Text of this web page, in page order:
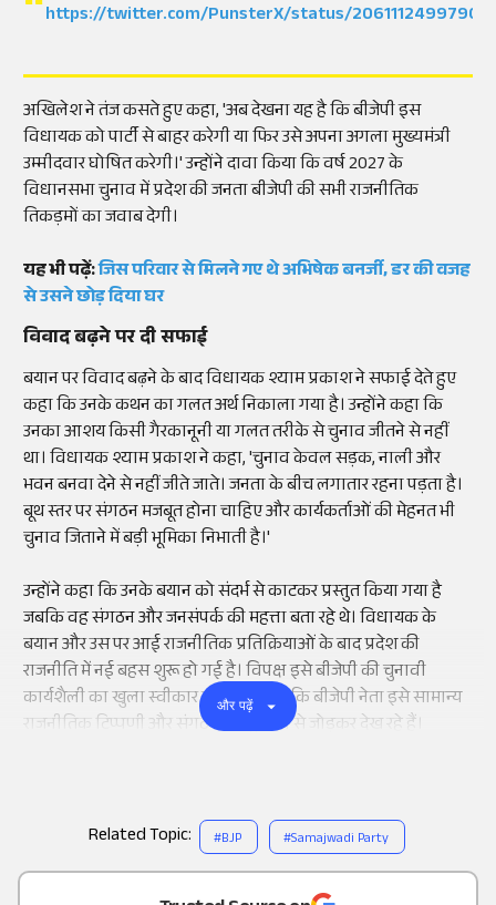
Add
as a
https://twitter.com/PunsterX/status/
अखिलेश ने तंज कसते हुए कहा, 'अब देखना यह है कि बीजेपी इस
विधायक को पार्टी से बाहर करेगी या फिर उसे अपना अगला मुख्यमंत्री
उम्मीदवार घोषित करेगी।' उन्होंने दावा किया कि वर्ष 2027 के
विधानसभा चुनाव में प्रदेश की जनता बीजेपी की सभी राजनीतिक
तिकड़मों का जवाब देगी।
यह भी पढ़ें:जिस परिवार से मिलने गए थे अभिषेक बनर्जी, डर की वजह
से उसने छोड़ दिया घर
विवाद बढ़ने पर दी सफाई
बयान पर विवाद बढ़ने के बाद विधायक श्याम प्रकाश ने सफाई देते हुए
कहा कि उनके कथन का गलत अर्थ निकाला गया है। उन्होंने कहा कि
उनका आशय किसी गैरकानूनी या गलत तरीके से चुनाव जीतने से नहीं
था। विधायक श्याम प्रकाश ने कहा, 'चुनाव केवल सड़क, नाली और
भवन बनवा देने से नहीं जीते जाते। जनता के बीच लगातार रहना पड़ता है।
बूथ स्तर पर संगठन मजबूत होना चाहिए और कार्यकर्ताओं की मेहनत भी
चुनाव जिताने में बड़ी भूमिका निभाती है।'
उन्होंने कहा कि उनके बयान को संदर्भ से काटकर प्रस्तुत किया गया है
जबकि वह संगठन और जनसंपर्क की महत्ता बता रहे थे। विधायक के
बयान और उस पर आई राजनीतिक प्रतिक्रियाओं के बाद प्रदेश की
राजनीति में नई बहस शुरू हो गई है। विपक्ष इसे बीजेपी की चुनावी
कार्यशैली का खुला स्वीकार बता रहा है जबकि बीजेपी नेता इसे सामान्य
राजनीतिक टिप्पणी और संगठन की भूमिका से जोड़कर देख रहे हैं।
और पढ़ें
Related Topic: #BJP #Samajwadi Party